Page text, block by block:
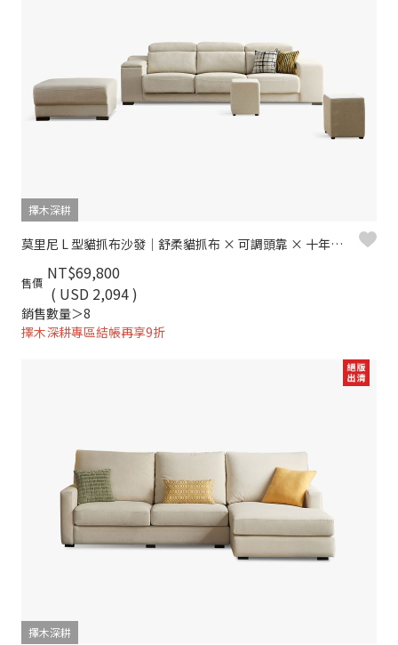
擇木深耕
莫里尼 L 型貓抓布沙發｜舒柔貓抓布 × 可調頭靠 × 十年骨架保固 – 擇木深耕系列
售價 NT$69,800
( USD 2,094 )
銷售數量＞8
擇木深耕專區結帳再享9折
擇木深耕